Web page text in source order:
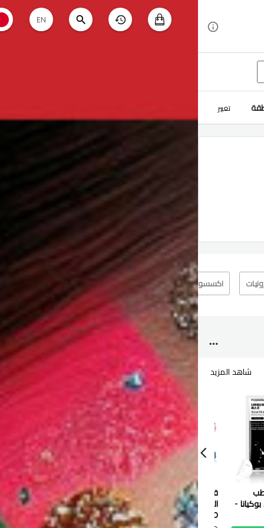
EN
تغيير
اكسسوارت الآخرين عطر
شاهد المزيد
-
قناع ترطيب الشفاه بالتوت
الأزرق من سادور - 8 جرام
0.100 دب
قناع سادور كافيار
المغذي للعين - 7.5 جرام
0.100 دب